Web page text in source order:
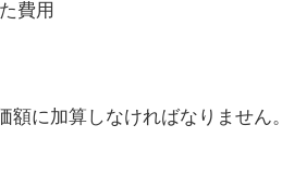
費用
に加算しなければなりません。